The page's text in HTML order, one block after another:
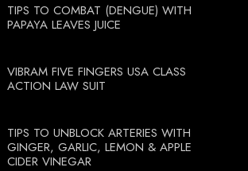
TIPS TO COMBAT (DENGUE) WITH
PAPAYA LEAVES JUICE
VIBRAM FIVE FINGERS USA CLASS
ACTION LAW SUIT
TIPS TO UNBLOCK ARTERIES WITH
GINGER, GARLIC, LEMON & APPLE
CIDER VINEGAR